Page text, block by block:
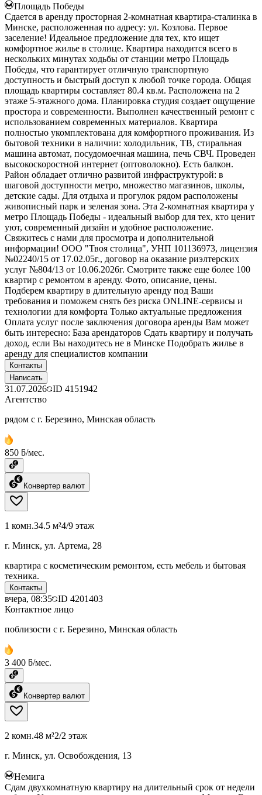
Площадь Победы
Сдается в аренду просторная 2-комнатная квартира-сталинка в
Минске, расположенная по адресу: ул. Козлова. Первое
заселение! Идеальное предложение для тех, кто ищет
комфортное жилье в столице. Квартира находится всего в
нескольких минутах ходьбы от станции метро Площадь
Победы, что гарантирует отличную транспортную
доступность и быстрый доступ к любой точке города. Общая
площадь квартиры составляет 80.4 кв.м. Расположена на 2
этаже 5-этажного дома. Планировка студия создает ощущение
простора и современности. Выполнен качественный ремонт с
использованием современных материалов. Квартира
полностью укомплектована для комфортного проживания. Из
бытовой техники в наличии: холодильник, ТВ, стиральная
машина автомат, посудомоечная машина, печь СВЧ. Проведен
высокоскоростной интернет (оптоволокно). Есть балкон.
Район обладает отлично развитой инфраструктурой: в
шаговой доступности метро, множество магазинов, школы,
детские сады. Для отдыха и прогулок рядом расположены
живописный парк и зеленая зона. Эта 2-комнатная квартира у
метро Площадь Победы - идеальный выбор для тех, кто ценит
уют, современный дизайн и удобное расположение.
Свяжитесь с нами для просмотра и дополнительной
информации! ООО "Твоя столица", УНП 101136973, лицензия
№02240/15 от 17.02.05г., договор на оказание риэлтерских
услуг №804/13 от 10.06.2026г. Смотрите также еще более 100
квартир с ремонтом в аренду. Фото, описание, цены.
Подберем квартиру в длительную аренду под Ваши
требования и поможем снять без риска ONLINE-сервисы и
технологии для комфорта Только актуальные предложения
Оплата услуг после заключения договора аренды Вам может
быть интересно: База арендаторов Сдать квартиру и получать
доход, если Вы находитесь не в Минске Подобрать жилье в
аренду для специалистов компании
Контакты
Написать
31.07.2026 ID 4151942
Агентство
рядом с г. Березино, Минская область
850 ƃ/мес.
Конвертер валют
1 комн.34.5 м²4/9 этаж
г. Минск, ул. Артема, 28
квартира с косметическим ремонтом, есть мебель и бытовая
техника.
Контакты
вчера, 08:35 ID 4201403
Контактное лицо
поблизости с г. Березино, Минская область
3 400 ƃ/мес.
Конвертер валют
2 комн.48 м²2/2 этаж
г. Минск, ул. Освобождения, 13
Немига
Сдам двухкомнатную квартиру на длительный срок от недели